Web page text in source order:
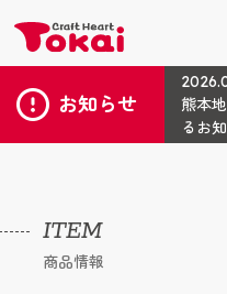
お知らせ
熊本
るお
ITEM
商品情報